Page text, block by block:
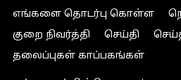
எங்களை தொடர்பு கொள்ள
குறை நிவர்த்தி
செய்தி
தலைப்புகள் காப்பகங்கள்